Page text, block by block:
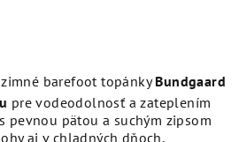
barefoot topánkyBundgaard
pre vodeodolnosť a zateplením
pevnou pätou a suchým zipsom
aj v chladných dňoch.